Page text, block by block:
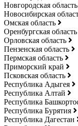
Новгородская область
Новосибирская
Омская область
Оренбургская область
Орловская область
Пензенская область
Пермская область
Приморский край
Псковская область
Республика Адыгея
Республика Алтай
Республика
Республика Бурятия
Республика Дагестан